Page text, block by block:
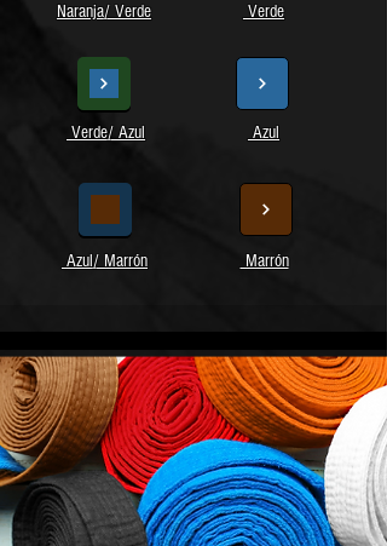
Naranja/ Verde
Verde/ Azul
Azul/ Marrón
Verde
Azul
Marrón